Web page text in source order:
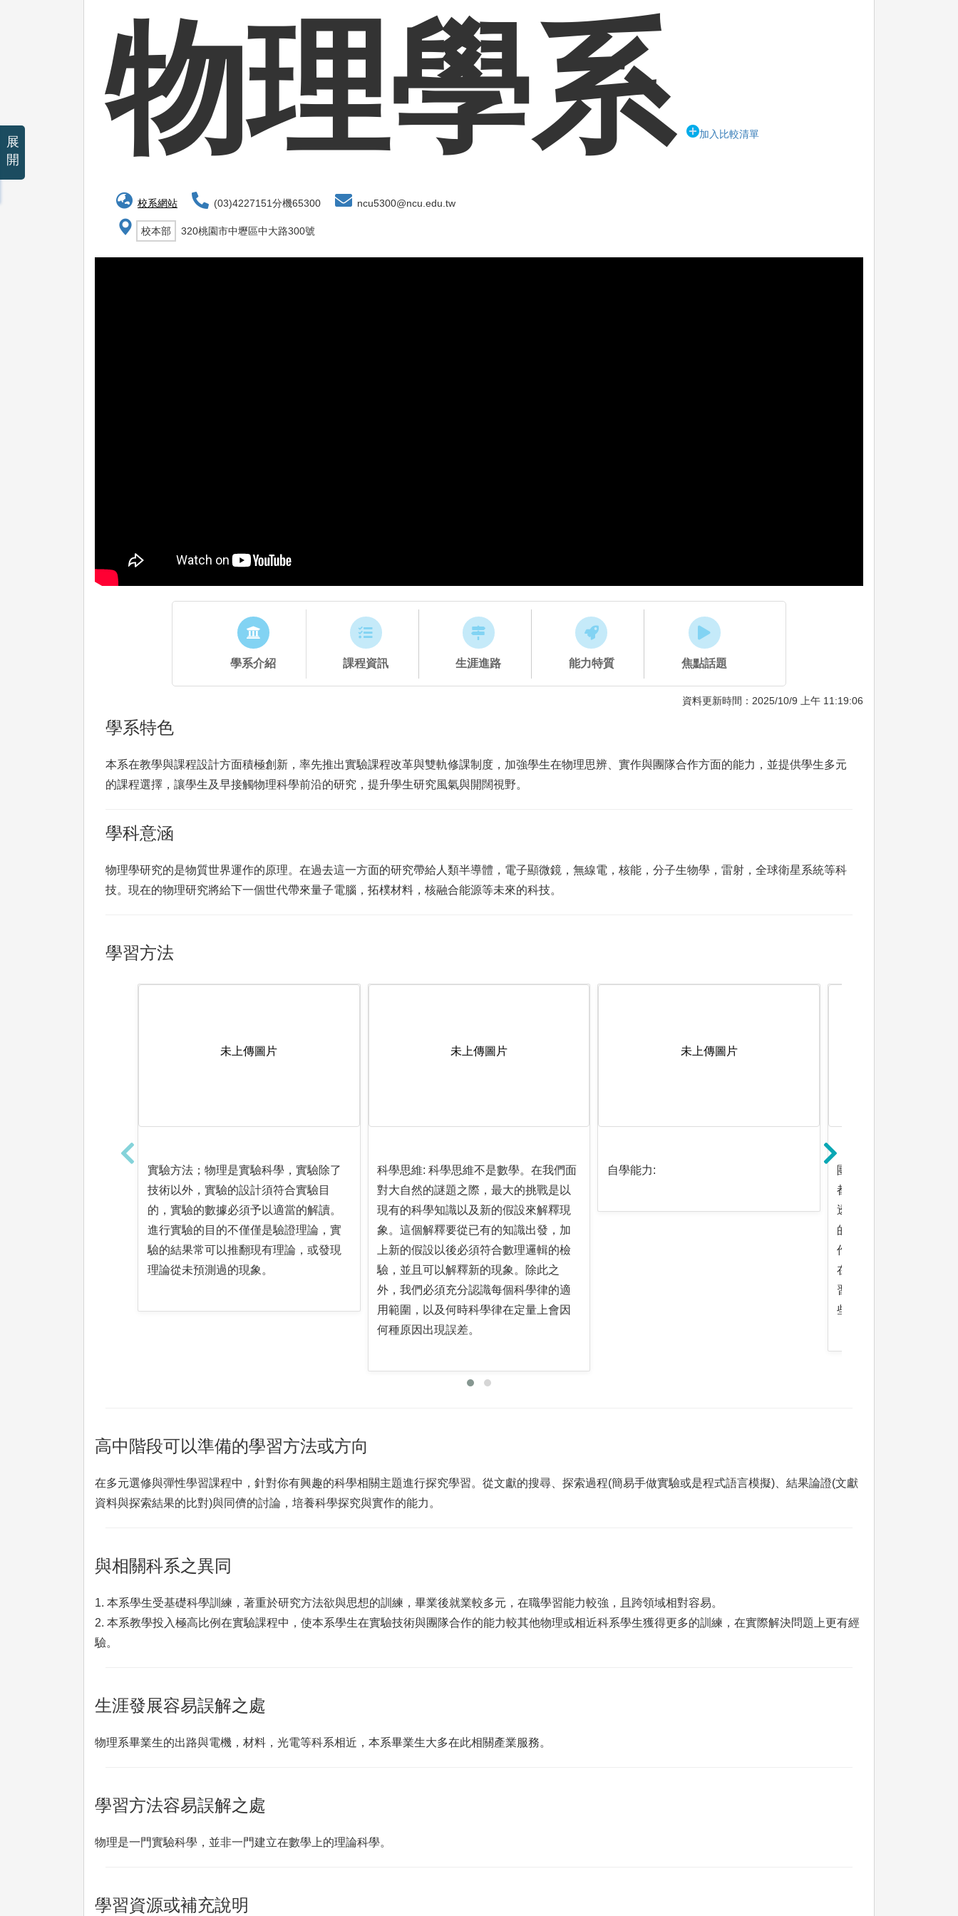
物理學系 加入比較清單
校系網站 (03)4227151分機65300 ncu5300@ncu.edu.tw
校本部 320桃園市中壢區中大路300號
學系介紹 課程資訊 生涯進路 能力特質 焦點話題
資料更新時間：2025/10/9 上午 11:19:06
學系特色
本系在教學與課程設計方面積極創新，率先推出實驗課程改革與雙軌修課制度，加強學生在物理思辨、實作與團隊合作方面的能力，並提供學生多元
的課程選擇，讓學生及早接觸物理科學前沿的研究，提升學生研究風氣與開闊視野。
學科意涵
物理學研究的是物質世界運作的原理。在過去這一方面的研究帶給人類半導體，電子顯微鏡，無線電，核能，分子生物學，雷射，全球衛星系統等科
技。現在的物理研究將給下一個世代帶來量子電腦，拓樸材料，核融合能源等未來的科技。
學習方法
未上傳圖片
實驗方法；物理是實驗科學，實驗除了
技術以外，實驗的設計須符合實驗目
的，實驗的數據必須予以適當的解讀。
進行實驗的目的不僅僅是驗證理論，實
驗的結果常可以推翻現有理論，或發現
理論從未預測過的現象。
未上傳圖片
科學思維: 科學思維不是數學。在我們面
對大自然的謎題之際，最大的挑戰是以
現有的科學知識以及新的假設來解釋現
象。這個解釋要從已有的知識出發，加
上新的假設以後必須符合數理邏輯的檢
驗，並且可以解釋新的現象。除此之
外，我們必須充分認識每個科學律的適
用範圍，以及何時科學律在定量上會因
何種原因出現誤差。
未上傳圖片
自學能力:
團隊合作: 今日不論科
都是以團隊的形式在進
透過實驗課的小組合作
的分組作業與討論，將
作與相互學習的經驗。
在許多課堂或期末報告
習口頭論述以及練習書
些能力是終身自學的必
高中階段可以準備的學習方法或方向
在多元選修與彈性學習課程中，針對你有興趣的科學相關主題進行探究學習。從文獻的搜尋、探索過程(簡易手做實驗或是程式語言模擬)、結果論證(文獻
資料與探索結果的比對)與同儕的討論，培養科學探究與實作的能力。
與相關科系之異同
1. 本系學生受基礎科學訓練，著重於研究方法欲與思想的訓練，畢業後就業較多元，在職學習能力較強，且跨領域相對容易。
2. 本系教學投入極高比例在實驗課程中，使本系學生在實驗技術與團隊合作的能力較其他物理或相近科系學生獲得更多的訓練，在實際解決問題上更有經
驗。
生涯發展容易誤解之處
物理系畢業生的出路與電機，材料，光電等科系相近，本系畢業生大多在此相關產業服務。
學習方法容易誤解之處
物理是一門實驗科學，並非一門建立在數學上的理論科學。
學習資源或補充說明
展
開